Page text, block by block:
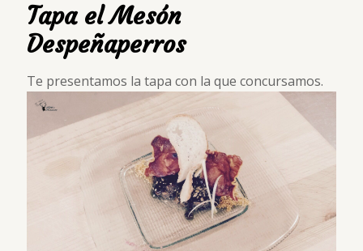
Tapa el Mesón
Despeñaperros
Te presentamos la tapa con la que concursamos.